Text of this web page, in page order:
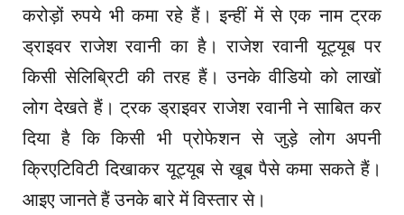
करोड़ों रुपये भी कमा रहे हैं। इन्हीं में से एक नाम ट्रक
ड्राइवर राजेश रवानी का है। राजेश रवानी यूट्यूब पर
किसी सेलिब्रिटी की तरह हैं। उनके वीडियो को लाखों
लोग देखते हैं। ट्रक ड्राइवर राजेश रवानी ने साबित कर
दिया है कि किसी भी प्रोफेशन से जुड़े लोग अपनी
क्रिएटिविटी दिखाकर यूट्यूब से खूब पैसे कमा सकते हैं।
आइए जानते हैं उनके बारे में विस्तार से।